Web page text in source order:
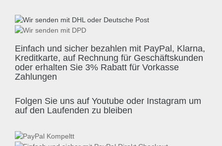
Einfach und sicher bezahlen mit PayPal, Klarna,
Kreditkarte, auf Rechnung für Geschäftskunden
oder erhalten Sie 3% Rabatt für Vorkasse
Zahlungen
Folgen Sie uns auf Youtube oder Instagram um
auf den Laufenden zu bleiben